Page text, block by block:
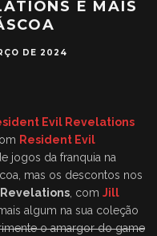
E MAIS
DE 2024
Evil Revelations
Resident Evil
jogos da franquia na
mas os descontos nos
Revelations, com Jill
algum na sua coleção
o amargor do game